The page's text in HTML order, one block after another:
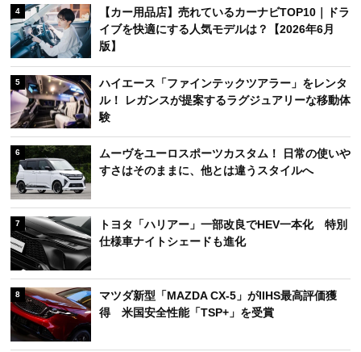
4
【カー用品店】売れているカーナビTOP10｜ドラ
イブを快適にする人気モデルは？【2026年6月
版】
5
ハイエース「ファインテックツアラー」をレンタ
ル！ レガンスが提案するラグジュアリーな移動体
験
6
ムーヴをユーロスポーツカスタム！ 日常の使いや
すさはそのままに、他とは違うスタイルへ
7
トヨタ「ハリアー」一部改良でHEV一本化 特別
仕様車ナイトシェードも進化
8
マツダ新型「MAZDA CX-5」がIIHS最高評価獲
得 米国安全性能「TSP+」を受賞